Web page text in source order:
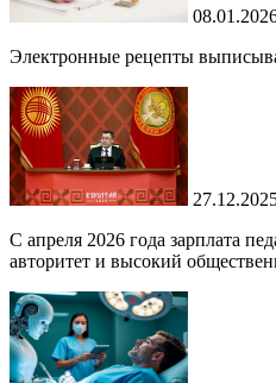
Электронные рецепты
С апреля 2026 года зарплата
авторитет и высокий